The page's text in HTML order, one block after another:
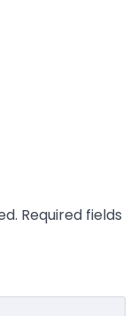
Required fields